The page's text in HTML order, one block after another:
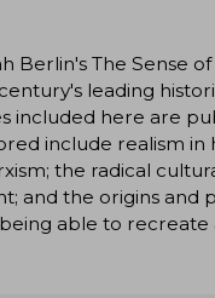
Berlin's The Sense
leading
included here are
include realism
the radical
and the origins and
able to